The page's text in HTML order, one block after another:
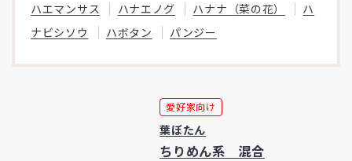
ハエマンサス ハナエノグ ハナナ（菜の花）
ハ
ナビシソウ
ハボタン パンジー
愛好家向け
葉ぼたん
ちりめん系 混合